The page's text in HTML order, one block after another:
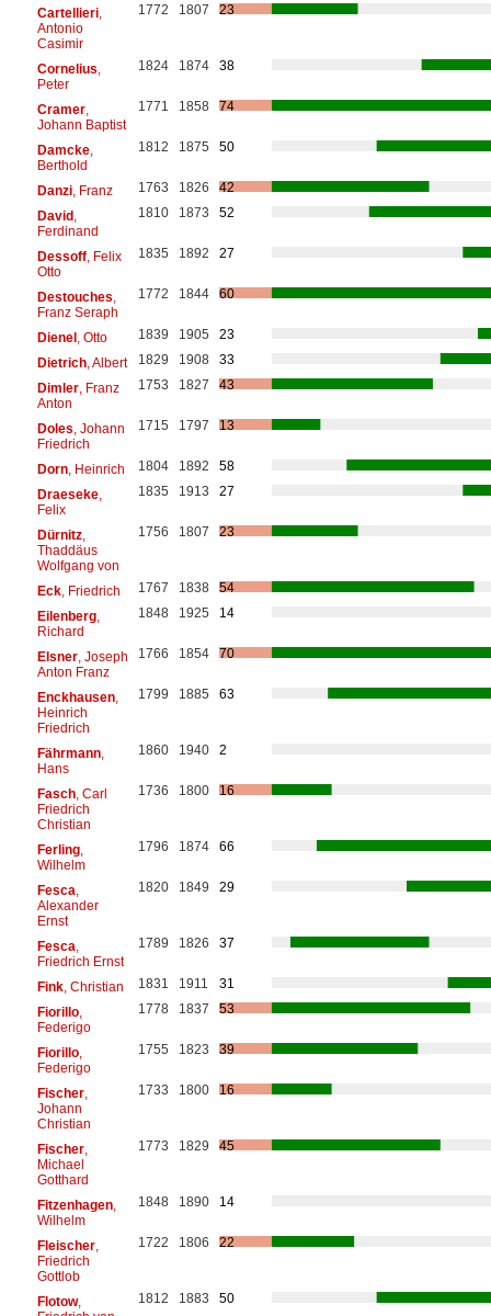
Cartellieri,
Antonio
Casimir
1772 1807 23
Cornelius
Peter
1824 1874 38
Cramer,
Johann Baptist
1771 1858 74
Damcke,
Berthold
1812 1875 50
Danzi, Franz 1763 1826
42
David,
Ferdinand
1810 1873 52
Dessoff, Felix
Otto
1835 1892 27
Destouches
Franz Seraph
1772 1844 60
Dienel, Otto 1839 1905
23
Dietrich, Albert 1829 1908
33
Dimler, Franz
Anton
1753 1827 43
Doles , Johann
Friedrich
1715 1797 13
Dorn, Heinrich 1804 1892
58
Draeseke,
Felix
1835 1913 27
Dürnitz,
Thaddäus
Wolfgang von
1756 1807 23
Eck, Friedrich 1767 1838
54
Eilenberg,
Richard
1848 1925 14
Elsner, Joseph
Anton Franz
1766 1854 70
Enckhausen,
Heinrich
Friedrich
1799 1885 63
Fährmann,
Hans
1860 1940 2
Fasch, Carl
Friedrich
Christian
1736 1800 16
Ferling,
Wilhelm
1796 1874 66
Fesca
Alexander
Ernst
1820 1849 29
Fesca
Friedrich Ernst
1789 1826 37
Fink, Christian 1831 1911
31
Fiorillo,
Federigo
1778 1837 53
Fiorillo,
Federigo
1755 1823 39
Fischer,
Johann
Christian
1733 1800 16
Fischer,
Michael
Gotthard
1773 1829 45
Fitzenhagen,
Wilhelm
1848 1890 14
Fleischer,
Friedrich
Gottlob
1722 1806 22
Flotow,
1812 1883 50